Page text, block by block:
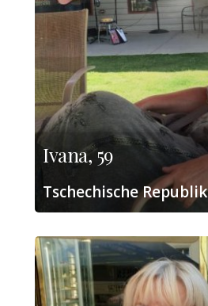
Ivana, 59
Tschechische Republik